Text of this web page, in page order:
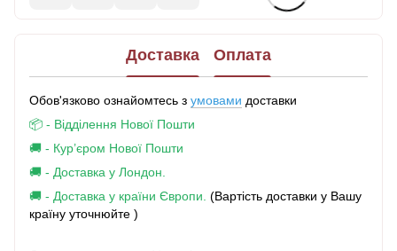
Доставка Оплата
Обов'язково ознайомтесь з умовами доставки
📦 - Відділення Нової Пошти
🚚 - Кур’єром Нової Пошти
🚚 - Доставка у Лондон.
🚚 - Доставка у країни Європи. (Вартість доставки у Вашу
країну уточнюйте )